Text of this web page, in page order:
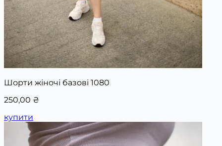
Шорти жіночі базові 1080
250,00 ₴
купити